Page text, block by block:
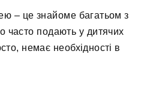
– це знайоме багатьом з
часто подають у дитячих
немає необхідності в